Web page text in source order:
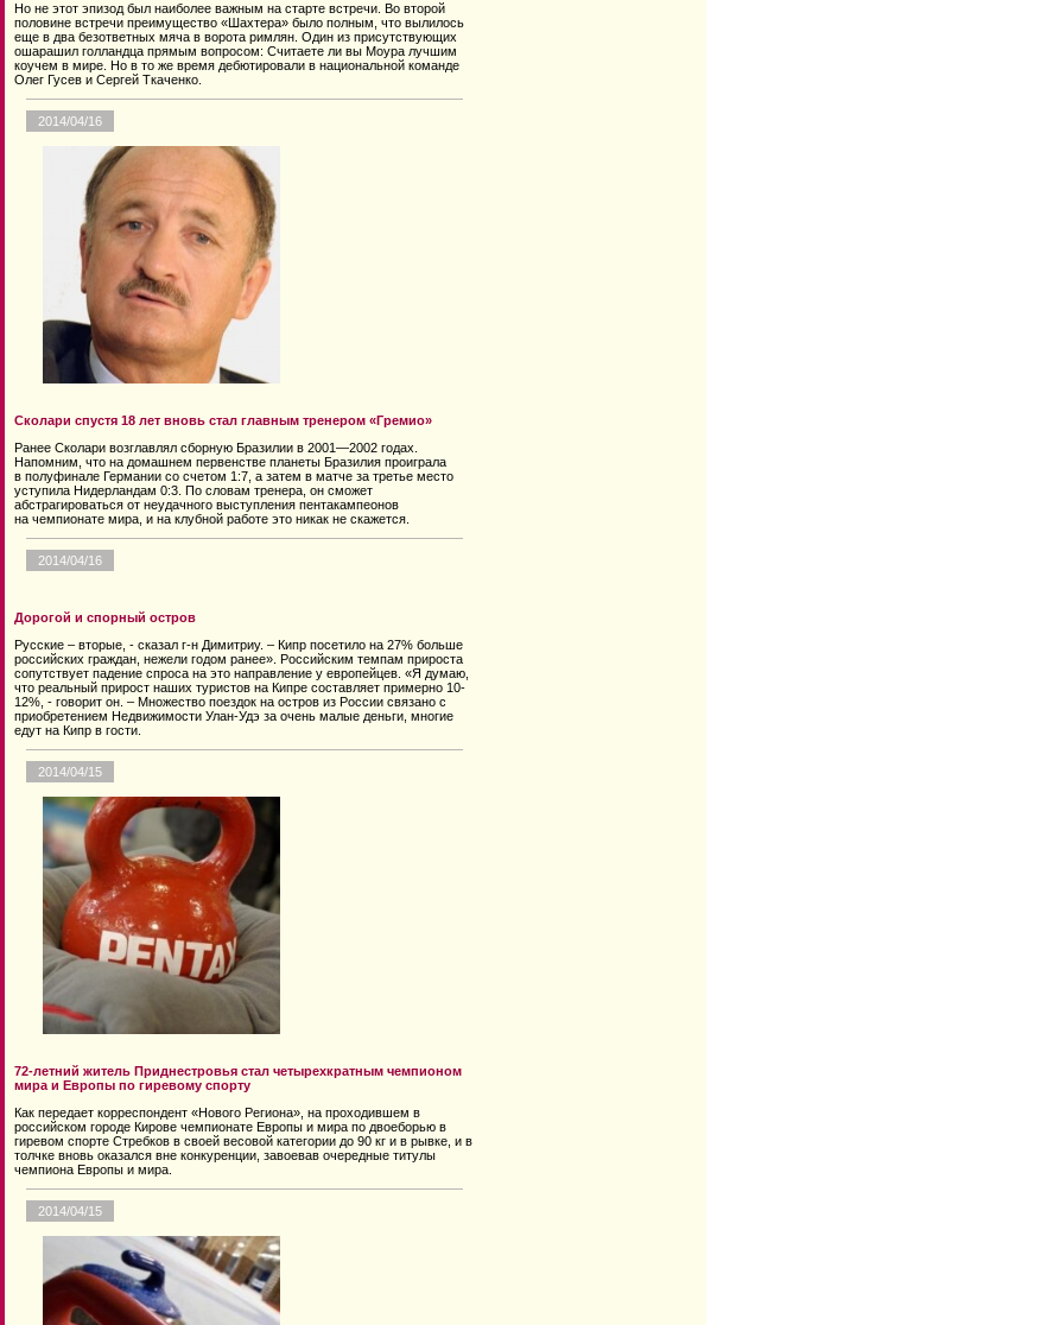
Но не этот эпизод был наиболее важным на старте встречи. Во второй
половине встречи преимущество «Шахтера» было полным, что вылилось
еще в два безответных мяча в ворота римлян. Один из присутствующих
ошарашил голландца прямым вопросом: Считаете ли вы Моура лучшим
коучем в мире. Но в то же время дебютировали в национальной команде
Олег Гусев и Сергей Ткаченко.
2014/04/16
Сколари спустя 18 лет вновь стал главным тренером «Гремио»
Ранее Сколари возглавлял сборную Бразилии в 2001—2002 годах.
Напомним, что на домашнем первенстве планеты Бразилия проиграла
в полуфинале Германии со счетом 1:7, а затем в матче за третье место
уступила Нидерландам 0:3. По словам тренера, он сможет
абстрагироваться от неудачного выступления пентакампеонов
на чемпионате мира, и на клубной работе это никак не скажется.
2014/04/16
Дорогой и спорный остров
Русские – вторые, - сказал г-н Димитриу. – Кипр посетило на 27% больше
российских граждан, нежели годом ранее». Российским темпам прироста
сопутствует падение спроса на это направление у европейцев. «Я думаю,
что реальный прирост наших туристов на Кипре составляет примерно 10-
12%, - говорит он. – Множество поездок на остров из России связано с
приобретением Недвижимости Улан-Удэ за очень малые деньги, многие
едут на Кипр в гости.
2014/04/15
72-летний житель Приднестровья стал четырехкратным чемпионом
мира и Европы по гиревому спорту
Как передает корреспондент «Нового Региона», на проходившем в
российском городе Кирове чемпионате Европы и мира по двоеборью в
гиревом спорте Стребков в своей весовой категории до 90 кг и в рывке, и в
толчке вновь оказался вне конкуренции, завоевав очередные титулы
чемпиона Европы и мира.
2014/04/15